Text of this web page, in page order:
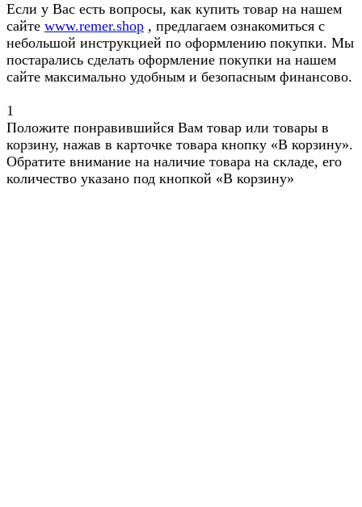
Если у Вас есть вопросы, как купить товар на нашем
сайте www.remer.shop , предлагаем ознакомиться с
небольшой инструкцией по оформлению покупки. Мы
постарались сделать оформление покупки на нашем
сайте максимально удобным и безопасным финансово.
1
Положите понравившийся Вам товар или товары в
корзину, нажав в карточке товара кнопку «В корзину».
Обратите внимание на наличие товара на складе, его
количество указано под кнопкой «В корзину»